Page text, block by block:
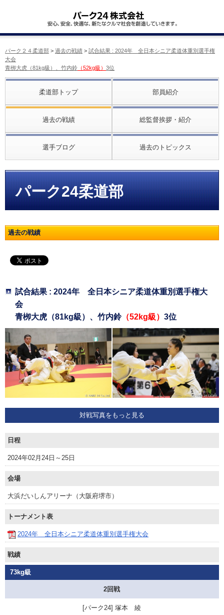
パーク２４柔道部 > 過去の戦績 > 試合結果 : 2024年 全日本シニア柔道体重別選手権
大会
青栁大虎（81kg級）、竹内鈴 （52kg級） 3位
柔道部トップ 部員紹介
過去の戦績 総監督挨拶・紹介
選手ブログ 過去のトピックス
パーク24柔道部
過去の戦績
試合結果 : 2024年 全日本シニア柔道体重別選手権大
会
青栁大虎（81kg級）、竹内鈴（52kg級） 3位
対戦写真をもっと見る
日程
2024年02月24日～25日
会場
大浜だいしんアリーナ（大阪府堺市）
トーナメント表
2024年 全日本シニア柔道体重別選手権大会
戦績
73kg級
2回戦
塚本 綾